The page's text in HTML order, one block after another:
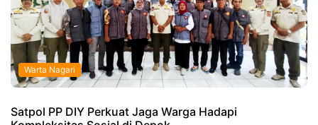
Warta Nagari
Satpol PP DIY Perkuat Jaga Warga Hadapi